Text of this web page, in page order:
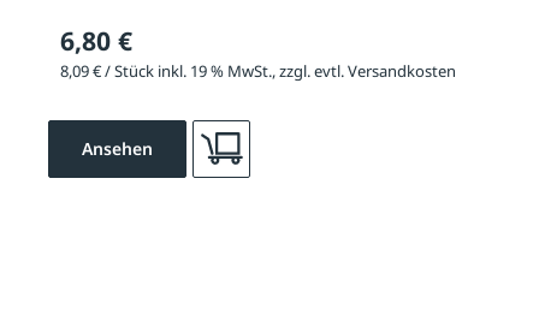
6,80 €
8,09 € / Stück inkl. 19 % MwSt., zzgl. evtl. Versandkosten
Ansehen